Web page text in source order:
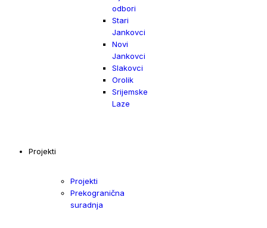
odbori
Stari
Jankovci
Novi
Jankovci
Slakovci
Orolik
Srijemske
Laze
Projekti
Projekti
Prekogranična
suradnja